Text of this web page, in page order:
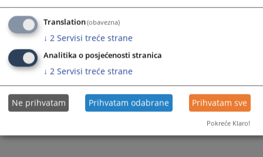
Translation(obavezna)
↓ 2 Servisi treće strane
Analitika o posjećenosti stranica
↓ 2 Servisi treće strane
Ne prihvatam Prihvatam odabrane Prihvatam sve
Pokreće Klaro!